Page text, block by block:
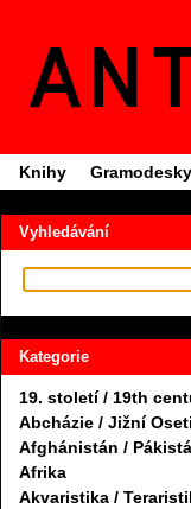
Knihy Gramodesky
Vyhledávání
Kategorie
19. století / 19th
Abcházie / Jižní
Afghánistán /
Afrika
Akvaristika /